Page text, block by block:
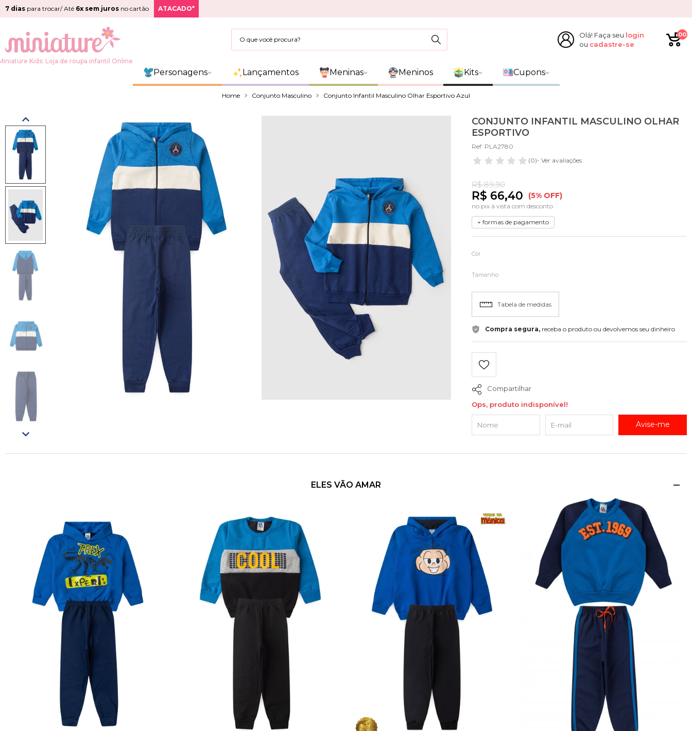
7 dias para trocar/ Até 6x sem juros no cartão ATACADO*
Kids: Loja de roupa infantil Online
Olá! Faça seu login
ou cadastre-se
00
Personagens Lançamentos Meninas Meninos Kits Cupons
Home Conjunto Masculino Conjunto Infantil Masculino Olhar Esportivo Azul
CONJUNTO INFANTIL MASCULINO OLHAR
ESPORTIVO
Ref: PLA2780
(0)- Ver avaliações
R$ 89,90
R$ 66,40 (5% OFF)
no pix à vista com desconto
+ formas de pagamento
Cor
Tamanho
Tabela de medidas
Compra segura, receba o produto ou devolvemos seu dinheiro
Compartilhar
Ops, produto indisponível!
Avise-me
ELES VÃO AMAR